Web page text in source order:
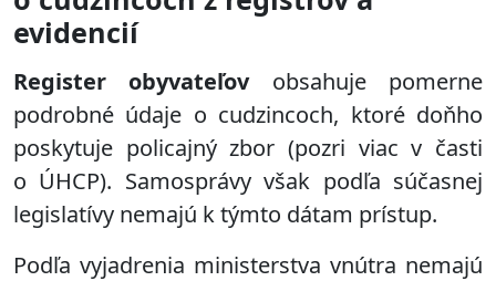
evidencií
Register obyvateľovobsahuje pomerne
podrobné údaje o cudzincoch, ktoré doňho
poskytuje policajný zbor (pozri viac v časti
o ÚHCP). Samosprávy však podľa súčasnej
legislatívy nemajú k týmto dátam prístup.
Podľa vyjadrenia ministerstva vnútra nemajú